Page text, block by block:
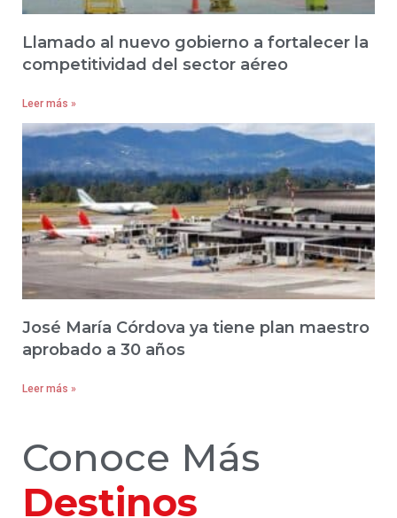
Llamado al nuevo gobierno a fortalecer la
competitividad del sector aéreo
Leer más »
José María Córdova ya tiene plan maestro
aprobado a 30 años
Leer más »
Conoce Más